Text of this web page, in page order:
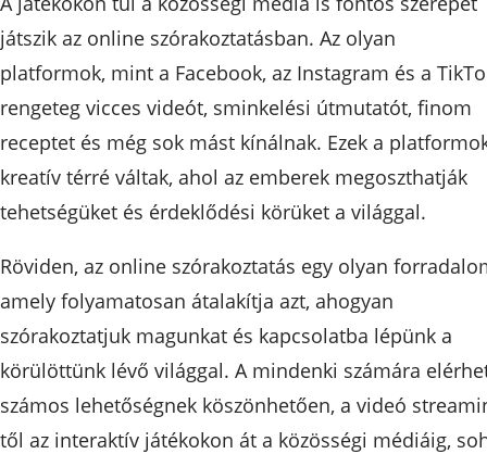
játszik az online szórakoztatásban. Az olyan
platformok, mint a Facebook, az Instagram és a
rengeteg vicces videót, sminkelési útmutatót, finom
receptet és még sok mást kínálnak. Ezek a
kreatív térré váltak, ahol az emberek megoszthatják
tehetségüket és érdeklődési körüket a világgal.
Röviden, az online szórakoztatás egy olyan
amely folyamatosan átalakítja azt, ahogyan
szórakoztatjuk magunkat és kapcsolatba lépünk a
körülöttünk lévő világgal. A mindenki számára
számos lehetőségnek köszönhetően, a videó
től az interaktív játékokon át a közösségi médiáig,